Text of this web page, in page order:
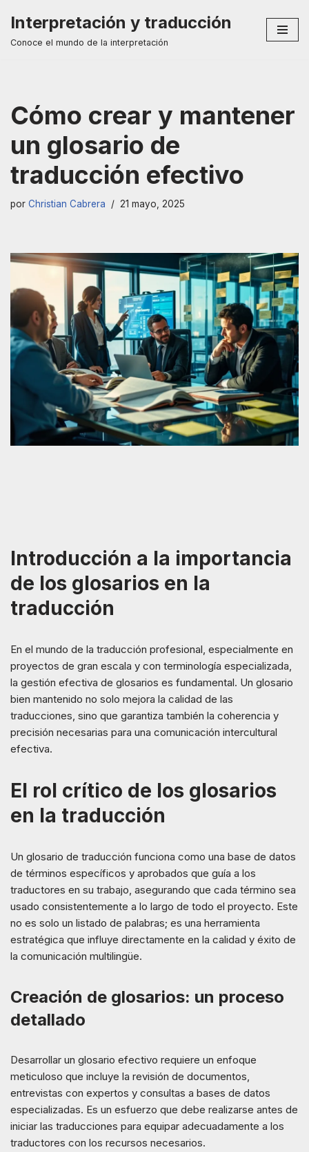
Saltar
Interpretación y traducción
Conoce el mundo de la interpretación
Cómo crear y mantener
un glosario de
traducción efectivo
por Christian Cabrera 21 mayo, 2025
Introducción a la importancia
de los glosarios en la
traducción
En el mundo de la traducción profesional, especialmente en
proyectos de gran escala y con terminología especializada,
la gestión efectiva de glosarios es fundamental. Un glosario
bien mantenido no solo mejora la calidad de las
traducciones, sino que garantiza también la coherencia y
precisión necesarias para una comunicación intercultural
efectiva.
El rol crítico de los glosarios
en la traducción
Un glosario de traducción funciona como una base de datos
de términos específicos y aprobados que guía a los
traductores en su trabajo, asegurando que cada término sea
usado consistentemente a lo largo de todo el proyecto. Este
no es solo un listado de palabras; es una herramienta
estratégica que influye directamente en la calidad y éxito de
la comunicación multilingüe.
Creación de glosarios: un proceso
detallado
Desarrollar un glosario efectivo requiere un enfoque
meticuloso que incluye la revisión de documentos,
entrevistas con expertos y consultas a bases de datos
especializadas. Es un esfuerzo que debe realizarse antes de
iniciar las traducciones para equipar adecuadamente a los
traductores con los recursos necesarios.